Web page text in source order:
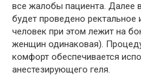
все жалобы пациента. Далее
будет проведено ректальное
человек при этом лежит на
женщин одинаковая).
комфорт обеспечивается
анестезирующего геля.